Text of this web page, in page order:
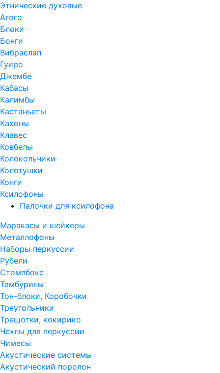
Этнические духовые
Агого
Блоки
Бонги
Вибраслэп
Гуиро
Джембе
Кабасы
Калимбы
Кастаньеты
Кахоны
Клавес
Ковбелы
Колокольчики
Колотушки
Конги
Ксилофоны
Палочки для ксилофона
Маракасы и шейкеры
Металлофоны
Наборы перкуссии
Рубели
Стомпбокс
Тамбурины
Тон-блоки, Коробочки
Треугольники
Трещотки, кокирико
Чехлы для перкуссии
Чимесы
Акустические системы
Акустический поролон